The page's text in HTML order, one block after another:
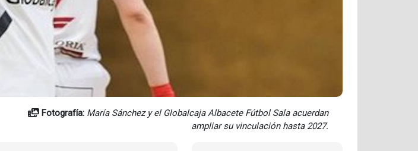
Fotografía: María Sánchez y el Globalcaja Albacete Fútbol Sala acuerdan
ampliar su vinculación hasta 2027.